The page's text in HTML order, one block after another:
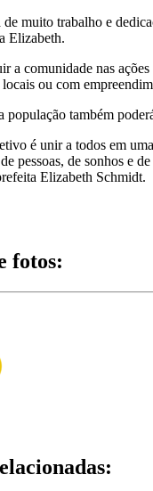
muito trabalho e
Elizabeth.
a comunidade nas
ou com
população também
é unir a todos em
pessoas, de sonhos e
Elizabeth Schmidt.
fotos: